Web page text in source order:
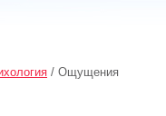
/ Ощущения